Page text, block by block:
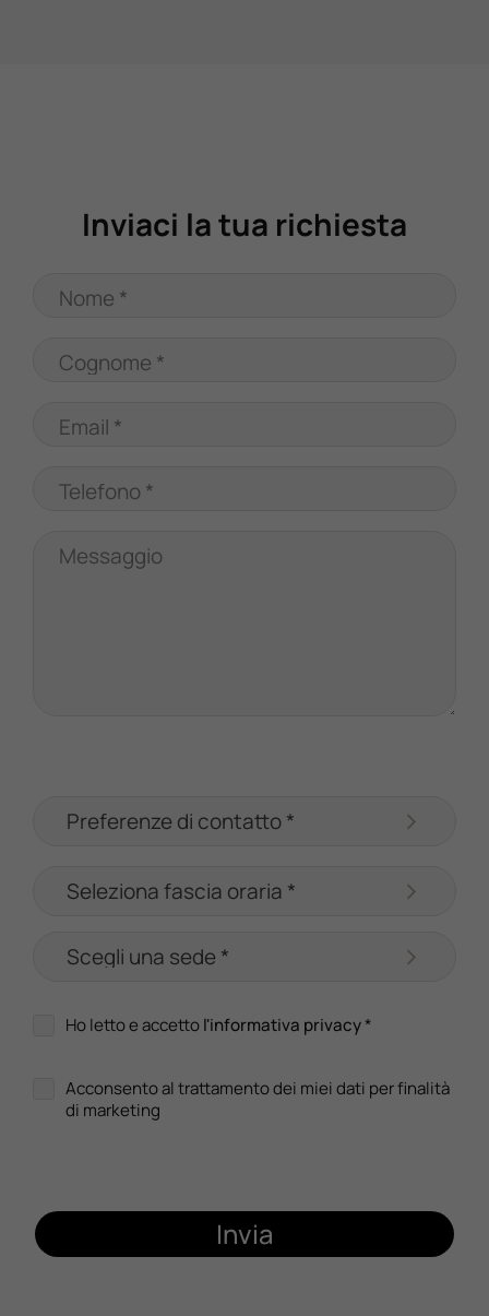
Inviaci la tua richiesta
Nome *
Cognome *
Email *
Telefono *
Messaggio
Ho letto e accettol'informativa privacy*
Acconsento al trattamento dei miei dati per finalità
di marketing
Invia